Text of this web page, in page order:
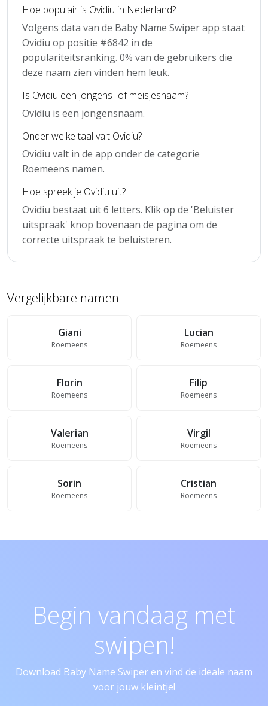
Hoe populair is Ovidiu in Nederland?
Volgens data van de Baby Name Swiper app staat
Ovidiu op positie #6842 in de
populariteitsranking. 0% van de gebruikers die
deze naam zien vinden hem leuk.
Is Ovidiu een jongens- of meisjesnaam?
Ovidiu is een jongensnaam.
Onder welke taal valt Ovidiu?
Ovidiu valt in de app onder de categorie
Roemeens namen.
Hoe spreek je Ovidiu uit?
Ovidiu bestaat uit 6 letters. Klik op de 'Beluister
uitspraak' knop bovenaan de pagina om de
correcte uitspraak te beluisteren.
Vergelijkbare namen
Giani
Roemeens
Lucian
Roemeens
Florin
Roemeens
Filip
Roemeens
Valerian
Roemeens
Virgil
Roemeens
Sorin
Roemeens
Cristian
Roemeens
Begin vandaag met
swipen!
Download Baby Name Swiper en vind de ideale naam
voor jouw kleintje!